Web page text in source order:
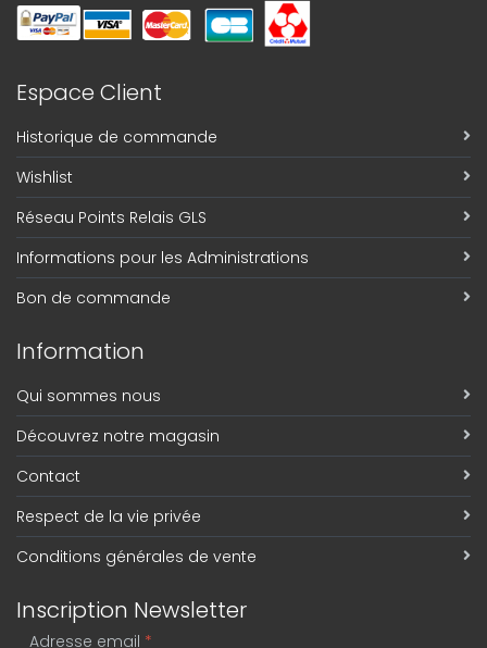
Espace Client
Historique de commande
Wishlist
Réseau Points Relais GLS
Informations pour les Administrations
Bon de commande
Information
Qui sommes nous
Découvrez notre magasin
Contact
Respect de la vie privée
Conditions générales de vente
Inscription Newsletter
Adresse email *